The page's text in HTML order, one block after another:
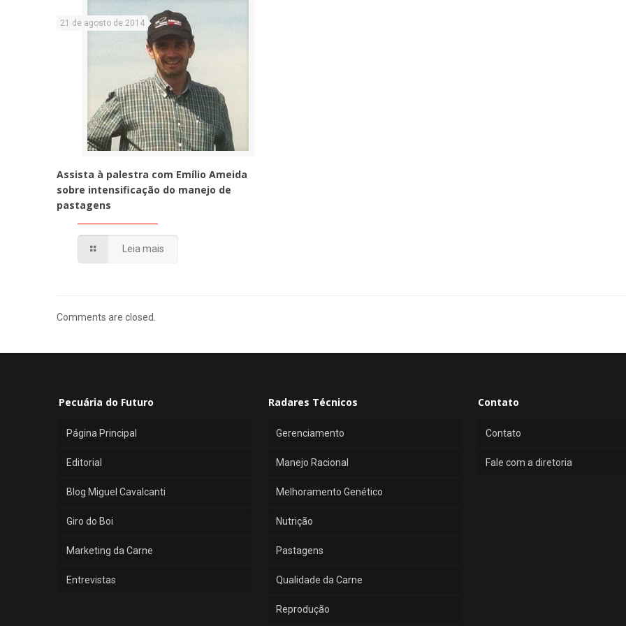
21 de agosto de 2014
Assista à palestra com Emílio Ameida
sobre intensificação do manejo de
pastagens
Leia mais
Comments are closed.
Pecuária do Futuro
Página Principal
Editorial
Blog Miguel Cavalcanti
Giro do Boi
Marketing da Carne
Entrevistas
Radares Técnicos
Gerenciamento
Manejo Racional
Melhoramento Genético
Nutrição
Pastagens
Qualidade da Carne
Reprodução
Contato
Contato
Fale com a diretoria